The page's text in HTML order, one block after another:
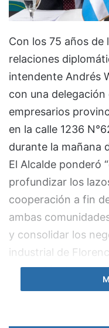
Con los 75 años
relaciones
intendente Andrés
con una
empresarios
en la calle 1236
durante la mañana
El Alcalde ponderó “
profundizar los
cooperación a fin
ambas
y consolidar los
industrial de
compañías
accesibilidad